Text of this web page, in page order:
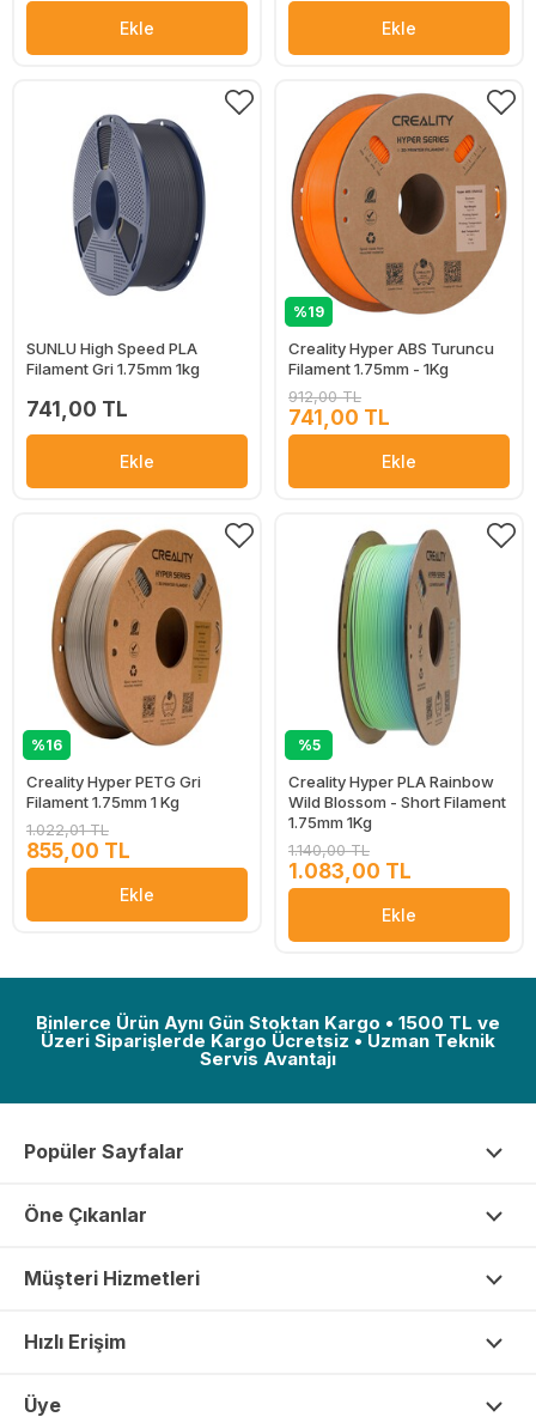
Ekle Ekle
SUNLU High Speed PLA
Filament Gri 1.75mm 1kg
741,00 TL
Ekle
%19
Creality Hyper ABS Turuncu
Filament 1.75mm - 1Kg
912,00 TL
741,00 TL
Ekle
%16
Creality Hyper PETG Gri
Filament 1.75mm 1 Kg
1.022,01 TL
855,00 TL
Ekle
%5
Creality Hyper PLA Rainbow
Wild Blossom - Short Filament
1.75mm 1Kg
1.140,00 TL
1.083,00 TL
Ekle
Binlerce Ürün Aynı Gün Stoktan Kargo • 1500 TL ve
Üzeri Siparişlerde Kargo Ücretsiz • Uzman Teknik
Servis Avantajı
Popüler Sayfalar
Öne Çıkanlar
Müşteri Hizmetleri
Hızlı Erişim
Üye